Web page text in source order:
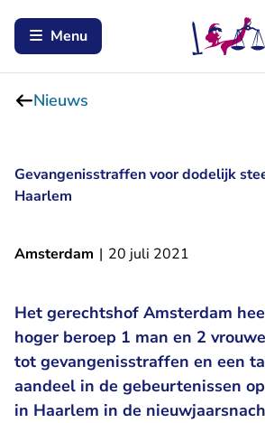
Menu
Nieuws
Gevangenisstraffen voor dodelijk
Haarlem
Amsterdam | 20 juli 2021
Het gerechtshof Amsterdam
hoger beroep 1 man en 2
tot gevangenisstraffen en een
aandeel in de gebeurtenissen
in Haarlem in de